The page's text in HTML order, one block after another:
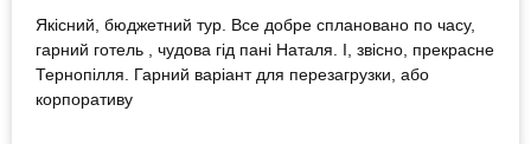
Якісний, бюджетний тур. Все добре сплановано по часу,
гарний готель , чудова гід пані Наталя. І, звісно, прекрасне
Тернопілля. Гарний варіант для перезагрузки, або
корпоративу